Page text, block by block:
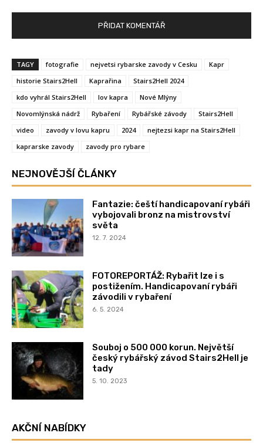
TAGY fotografie nejvetsi rybarske zavody v Cesku
Kapr
historie Stairs2Hell
Kaprařina
Stairs2Hell 2024
kdo vyhrál Stairs2Hell
lov kapra
Nové Mlýny
Novomlýnská nádrž
Rybaření Rybářské závody
Stairs2Hell
video
zavody v lovu kapru 2024
nejtezsi kapr na Stairs2Hell
kaprarske zavody
zavody pro rybare
NEJNOVĚJŠÍ ČLÁNKY
Fantazie: čeští handicapovaní rybáři
vybojovali bronz na mistrovství
světa
12. 7. 2024
FOTOREPORTÁŽ: Rybařit lze i s
postižením. Handicapovaní rybáři
závodili v rybaření
6. 5. 2024
Souboj o 500 000 korun. Největší
český rybářský závod Stairs2Hell je
tady
5. 10. 2023
AKČNÍ NABÍDKY